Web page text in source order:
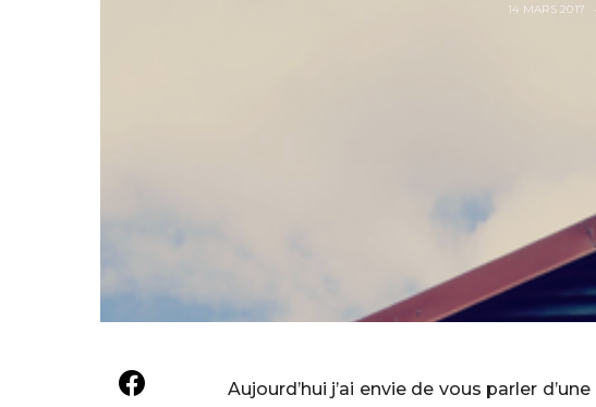
14 MARS 2017
Aujourd’hui j’ai envie de vous parler